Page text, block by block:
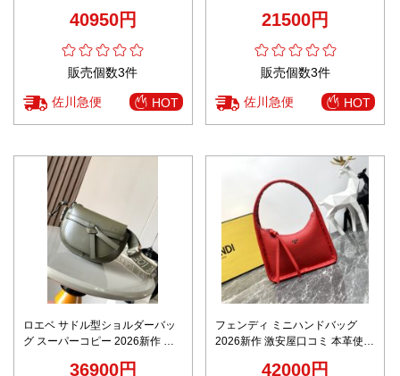
精密ディテール 安心サイト 実店
40950円
販売個数3件
佐川急便 HOT
21500円
販売個数3件
佐川急便 HOT
ロエベ サドル型ショルダーバッ
グ スーパーコピー 2026新作 高
高級感仕上げ 安心サイト 実店舗
36900円
フェンディ ミニハンドバッグ
2026新作 激安屋口コミ 本革使用
密ディテール 安心サイト 発送保
42000円